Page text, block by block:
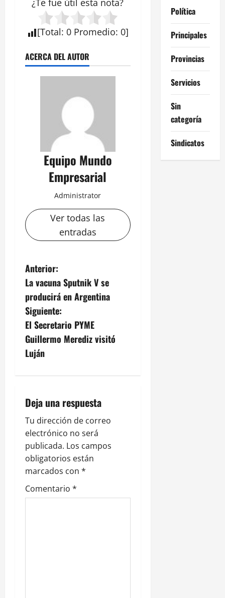
¿Te fue útil esta nota?
[Total: 0 Promedio: 0]
ACERCA DEL AUTOR
Equipo Mundo
Empresarial
Administrator
Ver todas las
entradas
N
a
v
e
g
c
i
ó
n
d
e
Anterior:
La vacuna Sputnik V se
producirá en Argentina
Siguiente:
El Secretario PYME
Guillermo Merediz visitó
Luján
Deja una respuesta
Tu dirección de correo
electrónico no será
publicada. Los campos
obligatorios están
marcados con *
Comentario *
Política
Principales
Provincias
Servicios
Sin
categoría
Sindicatos